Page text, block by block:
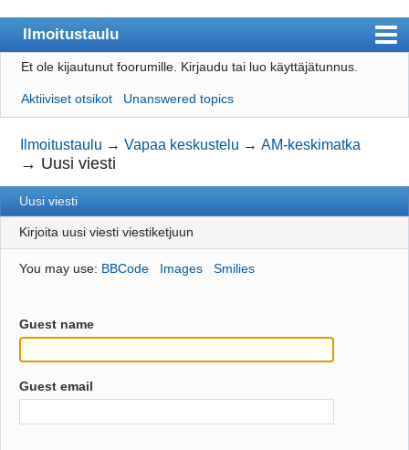
Ilmoitustaulu
Päijät-Rastin etusivulle
Sisällysluettelo
Käyttäjät
Etsi
Luo käyttäjätunnus
Kirjaudu
Et ole kijautunut foorumille. Kirjaudu tai luo käyttäjätunnus.
Aktiiviset otsikot Unanswered topics
Ilmoitustaulu →Vapaa keskustelu →AM-keskimatka
→ Uusi viesti
Uusi viesti
Kirjoita uusi viesti viestiketjuun
You may use: BBCode Images Smilies
Guest name
Guest email